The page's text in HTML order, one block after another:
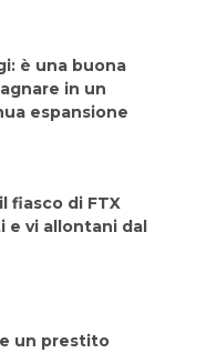
è una buona
in un
espansione
fiasco di FTX
e vi allontani dal
un prestito